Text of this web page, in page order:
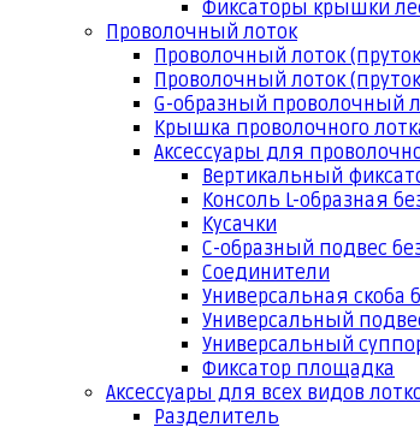
Фиксаторы крышки
Проволочный лоток
Проволочный лоток
Проволочный лоток
G-образный проволочный
Крышка проволочного
Аксессуары для
Вертикальный
Консоль L-образная
Кусачки
С-образный подвес
Соединители
Универсальная скоба
Универсальный
Универсальный
Фиксатор площадка
Аксессуары для всех видов
Разделитель